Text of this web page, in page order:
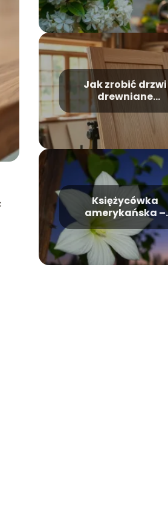
aranżacje
Jak zrobić drzwi
drewniane
zewnętrzne?
Księżycówka
amerykańska –
wygląd, uprawa,
pielęgnacja